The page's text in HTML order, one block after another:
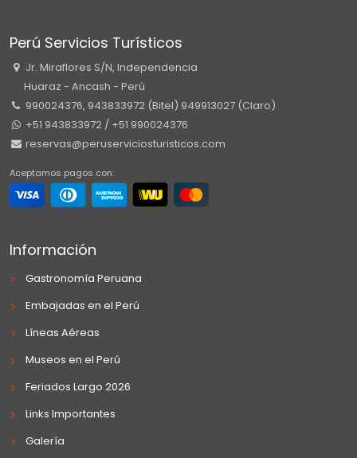
Perú Servicios Turísticos
Jr. Miraflores S/N, Independencia
Huaraz - Ancash - Perú
990024376, 943833972 (Bitel) 949913027 (Claro)
+51 943833972 / +51 990024376
reservas@peruserviciosturisticos.com
Aceptamos pagos con:
Información
Gastronomía Peruana
Embajadas en el Perú
Líneas Aéreas
Museos en el Perú
Feriados Largo 2026
Links Importantes
Galería